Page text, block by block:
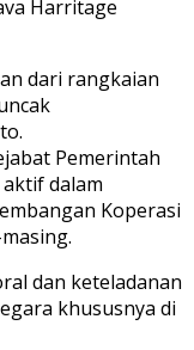
Harritage
dari rangkaian
Pemerintah
dalam
Koperasi
dan keteladanan
khususnya di